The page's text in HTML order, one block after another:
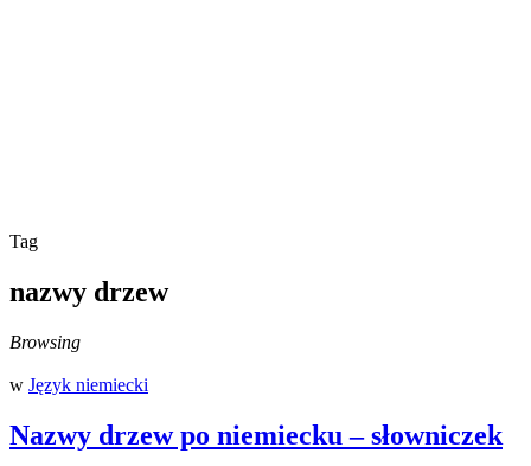
Tag
nazwy drzew
Browsing
w Język niemiecki
Nazwy drzew po niemiecku – słowniczek